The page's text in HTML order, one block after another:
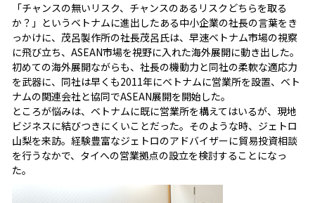
「チャンスの無いリスク、チャンスのあるリスクどちらを取る
か？」というベトナムに進出したある中小企業の社長の言葉をき
っかけに、茂呂製作所の社長茂呂氏は、早速ベトナム市場の視察
に飛び立ち、ASEAN市場を視野に入れた海外展開に動き出した。
初めての海外展開ながらも、社長の機動力と同社の柔軟な適応力
を武器に、同社は早くも2011年にベトナムに営業所を設置、ベト
ナムの関連会社と協同でASEAN展開を開始した。
ところが悩みは、ベトナムに既に営業所を構えてはいるが、現地
ビジネスに結びつきにくいことだった。そのような時、ジェトロ
山梨を来訪。経験豊富なジェトロのアドバイザーに貿易投資相談
を行うなかで、タイへの営業拠点の設立を検討することになっ
た。